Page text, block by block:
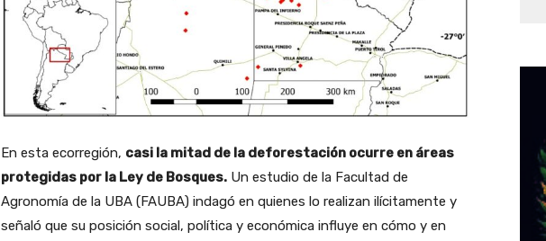
En esta ecorregión, casi la mitad de la deforestación ocurre en áreas
protegidas por la Ley de Bosques.Un estudio de la Facultad de
Agronomía de la UBA (FAUBA) indagó en quienes lo realizan ilícitamente y
señaló que su posición social, política y económica influye en cómo y en